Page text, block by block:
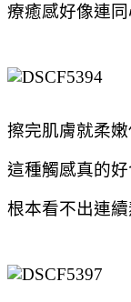
療癒感好像連
擦完肌膚就柔
這種觸感真的
根本看不出連